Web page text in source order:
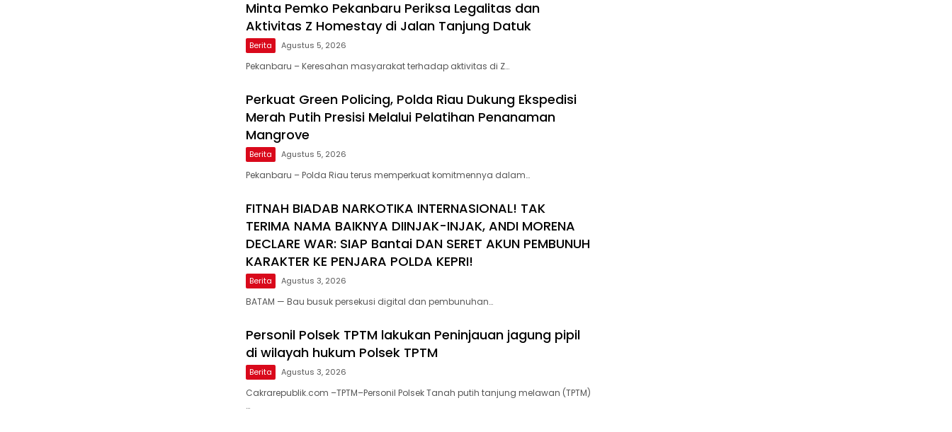
Minta Pemko Pekanbaru Periksa Legalitas dan
Aktivitas Z Homestay di Jalan Tanjung Datuk
Berita Agustus 5, 2026
Pekanbaru – Keresahan masyarakat terhadap aktivitas di Z…
Perkuat Green Policing, Polda Riau Dukung Ekspedisi
Merah Putih Presisi Melalui Pelatihan Penanaman
Mangrove
Berita Agustus 5, 2026
Pekanbaru – Polda Riau terus memperkuat komitmennya dalam…
FITNAH BIADAB NARKOTIKA INTERNASIONAL! TAK
TERIMA NAMA BAIKNYA DIINJAK-INJAK, ANDI MORENA
DECLARE WAR: SIAP Bantai DAN SERET AKUN PEMBUNUH
KARAKTER KE PENJARA POLDA KEPRI!
Berita Agustus 3, 2026
BATAM — Bau busuk persekusi digital dan pembunuhan…
Personil Polsek TPTM lakukan Peninjauan jagung pipil
di wilayah hukum Polsek TPTM
Berita Agustus 3, 2026
Cakrarepublik.com –TPTM–Personil Polsek Tanah putih tanjung melawan (TPTM)
…